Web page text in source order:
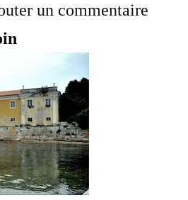
un commentaire